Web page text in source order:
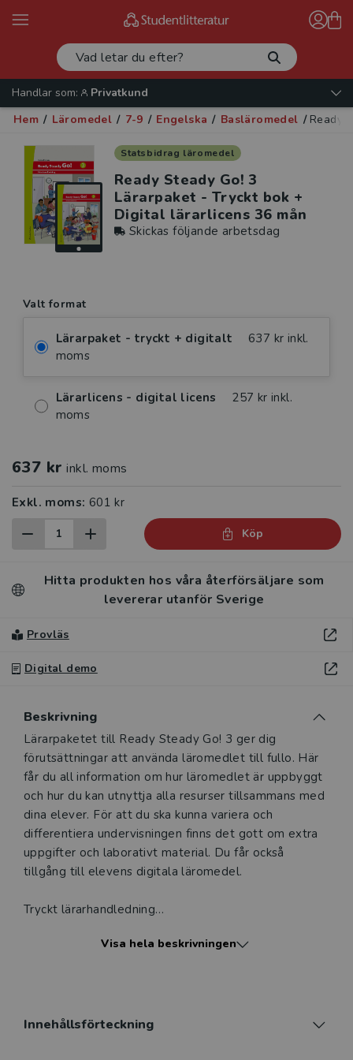
Handlar som:
Privatkund
Hem / Läromedel / 7-9 / Engelska / Basläromedel / Ready
Statsbidrag läromedel
Ready Steady Go! 3
Lärarpaket - Tryckt bok +
Digital lärarlicens 36 mån
Skickas följande arbetsdag
Valt format
Lärarpaket - tryckt + digitalt
637 kr inkl.
moms
Lärarlicens - digital licens
257 kr inkl.
moms
637 kr inkl. moms
Exkl. moms: 601 kr
Köp
Hitta produkten hos våra återförsäljare som
levererar utanför Sverige
Provläs
Digital demo
Beskrivning
Beskrivning
Lärarpaketet till Ready Steady Go! 3 ger dig
förutsättningar att använda läromedlet till fullo. Här
får du all information om hur läromedlet är uppbyggt
och hur du kan utnyttja alla resurser tillsammans med
dina elever. För att du ska kunna variera och
differentiera undervisningen finns det gott om extra
uppgifter och laborativt material. Du får också
tillgång till elevens digitala läromedel.
Tryckt lärarhandledning
och digitala resurser. I den tryckta lärarhandledningen
kapitel med tips, extra ord och meningar samt vilka
Visa hela beskrivningen
Innehållsförteckning